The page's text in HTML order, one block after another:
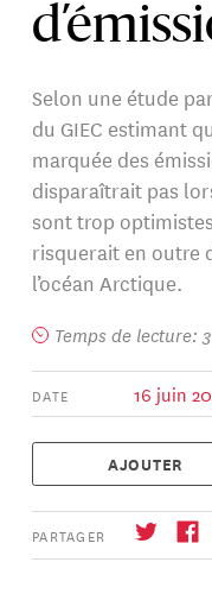
Selon une étude
du GIEC estimant
marquée des
disparaîtrait pas
sont trop
risquerait en outre
l’océan Arctique.
Temps de lecture:
DATE 16 juin
AJOUTER
PARTAGER